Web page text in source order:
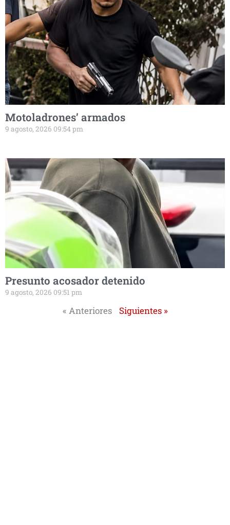
Motoladrones’ armados
9 agosto, 2026 09:54 pm
Presunto acosador detenido
9 agosto, 2026 09:51 pm
« Anteriores Siguientes »